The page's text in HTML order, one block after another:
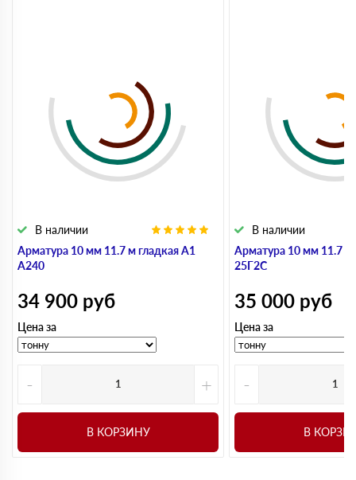
Арматура 10 мм 11.7 м гладкая А1
А240
В наличии
34 900 руб
Цена за
- +
В КОРЗИНУ
Арматура 10 мм 11.7 м
25Г2С
В наличии
35 000 руб
Цена за
-
В